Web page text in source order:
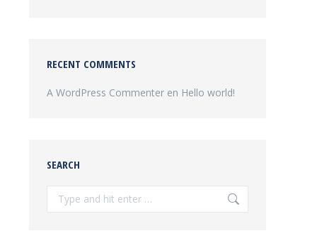
RECENT COMMENTS
A WordPress Commenter en Hello world!
SEARCH
Search: